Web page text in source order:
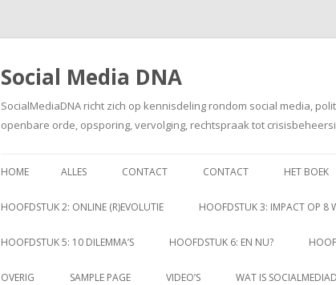
Social Media DNA
SocialMediaDNA richt zich op kennisdeling rondom social media,
openbare orde, opsporing, vervolging, rechtspraak tot
HOME ALLES CONTACT CONTACT HET BOEK
HOOFDSTUK 2: ONLINE (R)EVOLUTIE HOOFDSTUK 3: IMPACT OP 8
HOOFDSTUK 5: 10 DILEMMA’S HOOFDSTUK 6: EN NU?
OVERIG SAMPLE PAGE VIDEO’S WAT IS